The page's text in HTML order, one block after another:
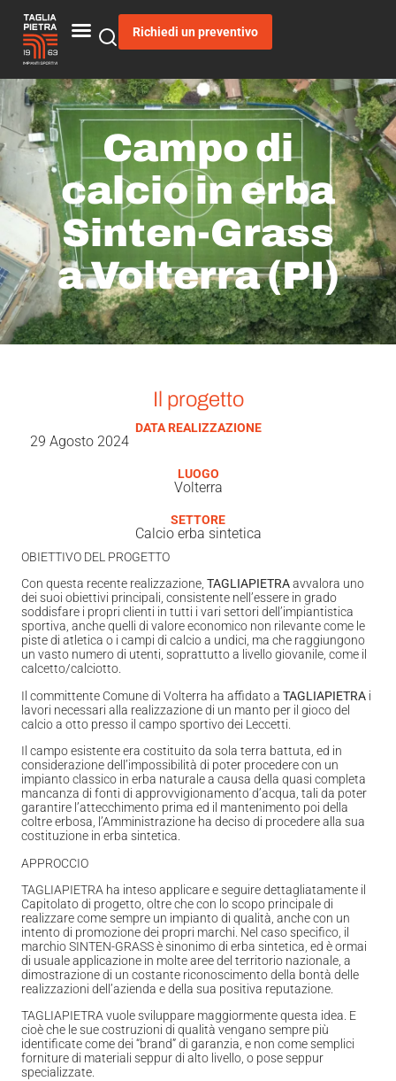
Richiedi un preventivo
Campo di
calcio in erba
Sinten-Grass
a Volterra (PI)
Il progetto
DATA REALIZZAZIONE
29 Agosto 2024
LUOGO
Volterra
SETTORE
Calcio erba sintetica
OBIETTIVO DEL PROGETTO
Con questa recente realizzazione, TAGLIAPIETRAavvalora uno
dei suoi obiettivi principali, consistente nell’essere in grado
soddisfare i propri clienti in tutti i vari settori dell’impiantistica
sportiva, anche quelli di valore economico non rilevante come le
piste di atletica o i campi di calcio a undici, ma che raggiungono
un vasto numero di utenti, soprattutto a livello giovanile, come il
calcetto/calciotto.
Il committente Comune di Volterra ha affidato a TAGLIAPIETRA i
lavori necessari alla realizzazione di un manto per il gioco del
calcio a otto presso il campo sportivo dei Leccetti.
Il campo esistente era costituito da sola terra battuta, ed in
considerazione dell’impossibilità di poter procedere con un
impianto classico in erba naturale a causa della quasi completa
mancanza di fonti di approvvigionamento d’acqua, tali da poter
garantire l’attecchimento prima ed il mantenimento poi della
coltre erbosa, l’Amministrazione ha deciso di procedere alla sua
costituzione in erba sintetica.
APPROCCIO
TAGLIAPIETRA ha inteso applicare e seguire dettagliatamente il
Capitolato di progetto, oltre che con lo scopo principale di
realizzare come sempre un impianto di qualità, anche con un
intento di promozione dei propri marchi. Nel caso specifico, il
marchio SINTEN-GRASS è sinonimo di erba sintetica, ed è ormai
di usuale applicazione in molte aree del territorio nazionale, a
dimostrazione di un costante riconoscimento della bontà delle
realizzazioni dell’azienda e della sua positiva reputazione.
TAGLIAPIETRA vuole sviluppare maggiormente questa idea. E
cioè che le sue costruzioni di qualità vengano sempre più
identificate come dei “brand” di garanzia, e non come semplici
forniture di materiali seppur di alto livello, o pose seppur
specializzate.